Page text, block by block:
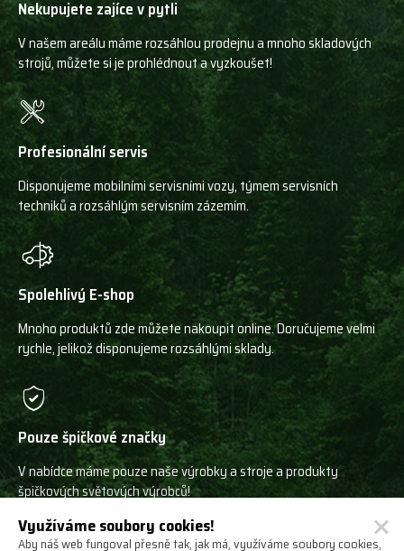
Nekupujete zajíce v pytli
V našem areálu máme rozsáhlou prodejnu a mnoho skladových
strojů, můžete si je prohlédnout a vyzkoušet!
Profesionální servis
Disponujeme mobilními servisními vozy, týmem servisních
techniků a rozsáhlým servisním zázemím.
Spolehlivý E-shop
Mnoho produktů zde můžete nakoupit online. Doručujeme velmi
rychle, jelikož disponujeme rozsáhlými sklady.
Pouze špičkové značky
V nabídce máme pouze naše výrobky a stroje a produkty
špičkových světových výrobců!
Využíváme soubory cookies!
Aby náš web fungoval přesně tak, jak má, využíváme soubory cookies,